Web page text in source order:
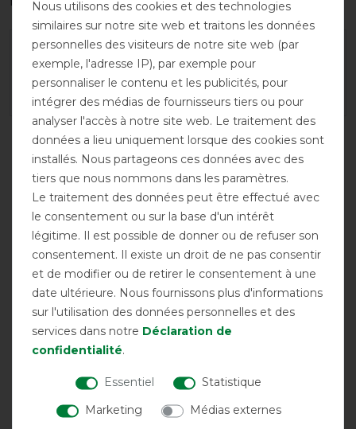
Évacuant la
transpiration
Respirant Imperméable
Nous utilisons des cookies et des technologies
similaires sur notre site web et traitons les données
personnelles des visiteurs de notre site web (par
exemple, l'adresse IP), par exemple pour
personnaliser le contenu et les publicités, pour
intégrer des médias de fournisseurs tiers ou pour
analyser l'accès à notre site web. Le traitement des
données a lieu uniquement lorsque des cookies sont
installés. Nous partageons ces données avec des
tiers que nous nommons dans les paramètres.
Le traitement des données peut être effectué avec
le consentement ou sur la base d'un intérêt
légitime. Il est possible de donner ou de refuser son
consentement. Il existe un droit de ne pas consentir
et de modifier ou de retirer le consentement à une
date ultérieure. Nous fournissons plus d'informations
sur l'utilisation des données personnelles et des
services dans notre Déclaration de
confidentialité.
Essentiel
Statistique
Marketing
Médias externes